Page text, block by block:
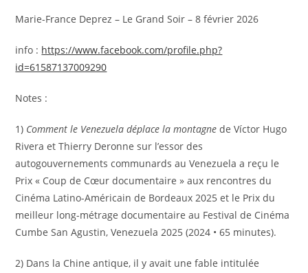
Marie-France Deprez – Le Grand Soir – 8 février 2026
info : https://www.facebook.com/profile.php?
id=61587137009290
Notes :
1) Comment le Venezuela déplace la montagne de Víctor Hugo
Rivera et Thierry Deronne sur l’essor des
autogouvernements communards au Venezuela a reçu le
Prix « Coup de Cœur documentaire » aux rencontres du
Cinéma Latino-Américain de Bordeaux 2025 et le Prix du
meilleur long-métrage documentaire au Festival de Cinéma
Cumbe San Agustin, Venezuela 2025 (2024 • 65 minutes).
2) Dans la Chine antique, il y avait une fable intitulée